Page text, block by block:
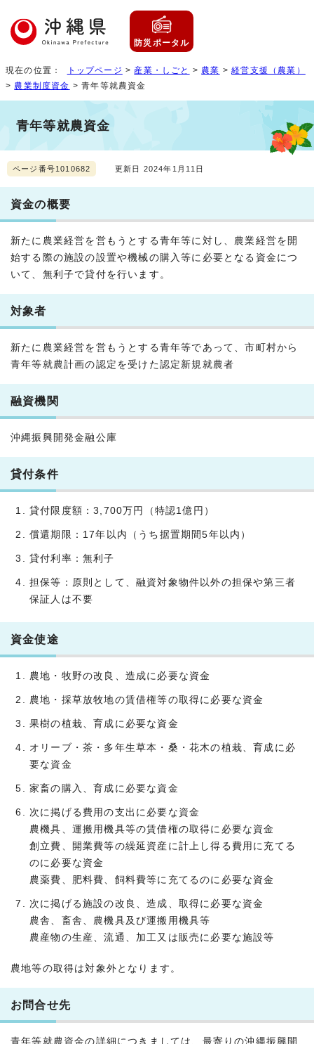
防災ポータル
現在の位置： トップページ > 産業・しごと > 農業 >経営支援（農業）
> 農業制度資金 > 青年等就農資金
青年等就農資金
ページ番号1010682 更新日 2024年1月11日
資金の概要
新たに農業経営を営もうとする青年等に対し、農業経営を開
始する際の施設の設置や機械の購入等に必要となる資金につ
いて、無利子で貸付を行います。
対象者
新たに農業経営を営もうとする青年等であって、市町村から
青年等就農計画の認定を受けた認定新規就農者
融資機関
沖縄振興開発金融公庫
貸付条件
貸付限度額：3,700万円（特認1億円）
償還期限：17年以内（うち据置期間5年以内）
貸付利率：無利子
担保等：原則として、融資対象物件以外の担保や第三者
保証人は不要
資金使途
農地・牧野の改良、造成に必要な資金
農地・採草放牧地の賃借権等の取得に必要な資金
果樹の植栽、育成に必要な資金
オリーブ・茶・多年生草本・桑・花木の植栽、育成に必
要な資金
家畜の購入、育成に必要な資金
次に掲げる費用の支出に必要な資金
農機具、運搬用機具等の賃借権の取得に必要な資金
創立費、開業費等の繰延資産に計上し得る費用に充てる
のに必要な資金
農薬費、肥料費、飼料費等に充てるのに必要な資金
次に掲げる施設の改良、造成、取得に必要な資金
農舎、畜舎、農機具及び運搬用機具等
農産物の生産、流通、加工又は販売に必要な施設等
農地等の取得は対象外となります。
お問合せ先
青年等就農資金の詳細につきましては、最寄りの沖縄振興開